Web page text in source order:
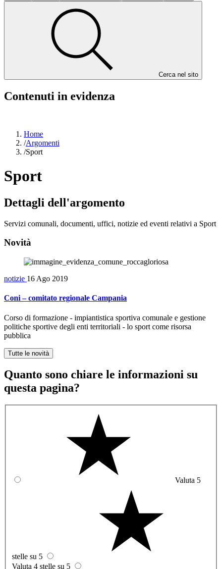
Cerca nel sito
Contenuti in evidenza
Home
/Argomenti
/Sport
Sport
Dettagli dell'argomento
Servizi comunali, documenti, uffici, notizie ed eventi relativi a Sport
Novità
notizie 16 Ago 2019
Coni – comitato regionale Campania
Corso di formazione - impiantistica sportiva comunale e gestione
politiche sportive degli enti territoriali - lo sport come risorsa
pubblica
Tutte le novità
Quanto sono chiare le informazioni su
questa pagina?
Valuta 5
stelle su 5
Valuta 4 stelle su 5